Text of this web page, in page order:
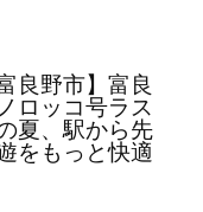
良野市】富良
ロッコ号ラス
夏、駅から先
をもっと快適